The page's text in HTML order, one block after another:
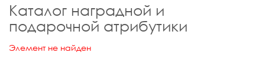
Каталог наградной и
подарочной атрибутики
Элемент не найден